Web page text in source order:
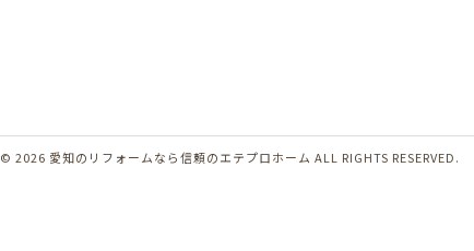
© 2026 愛知のリフォームなら信頼のエテプロホーム ALL RIGHTS RESERVED.